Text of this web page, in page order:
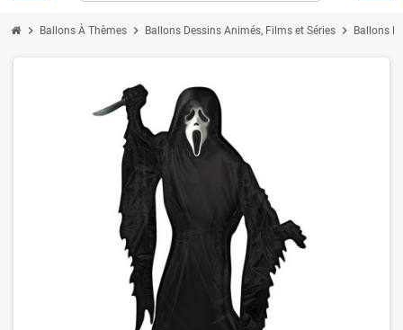
chevron_right Ballons À Thèmes chevron_right Ballons Dessins Animés, Films et Séries chevron_right Ballons